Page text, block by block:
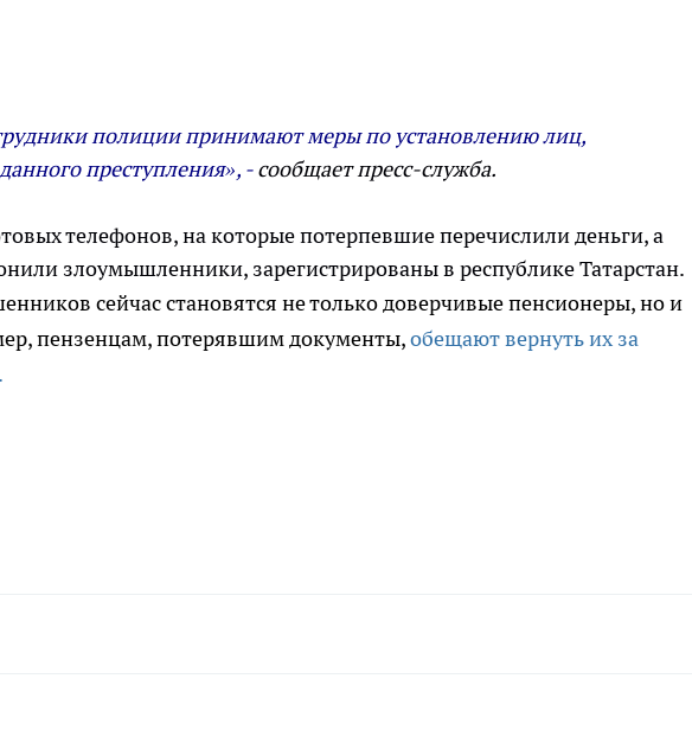
полиции принимают меры по установлению лиц,
преступления», -сообщает пресс-служба.
телефонов, на которые потерпевшие перечислили деньги, а
злоумышленники, зарегистрированы в республике Татарстан.
сейчас становятся не только доверчивые пенсионеры, но и
пензенцам, потерявшим документы,обещают вернуть их за